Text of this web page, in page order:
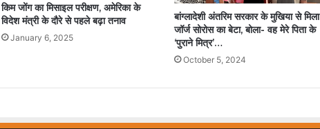
किम जोंग का मिसाइल परीक्षण, अमेरिका के
विदेश मंत्री के दौरे से पहले बढ़ा तनाव
January 6, 2025
बांग्लादेशी अंतरिम सरकार के मुखिया से मिला
जॉर्ज सोरोस का बेटा, बोला- वह मेरे पिता के
‘पुराने मित्र’…
October 5, 2024